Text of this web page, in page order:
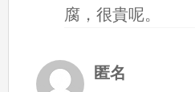
腐，很貴呢。
匿名